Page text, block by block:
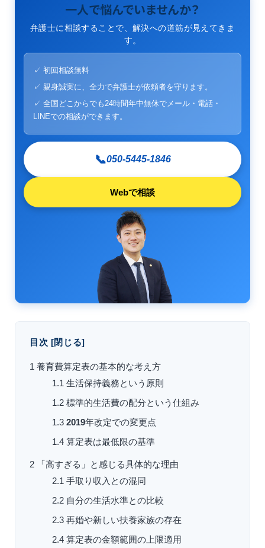
一人で悩んでいませんか？
弁護士に相談することで、解決への道筋が見えてきま
す。
✓ 初回相談無料
✓ 親身誠実に、全力で弁護士が依頼者を守ります。
✓ 全国どこからでも24時間年中無休でメール・電話・
LINEでの相談ができます。
📞050-5445-1846
Webで相談
目次 [閉じる]
1 養育費算定表の基本的な考え方
1.1 生活保持義務という原則
1.2 標準的生活費の配分という仕組み
1.3 2019年改定での変更点
1.4 算定表は最低限の基準
2 「高すぎる」と感じる具体的な理由
2.1 手取り収入との混同
2.2 自分の生活水準との比較
2.3 再婚や新しい扶養家族の存在
2.4 算定表の金額範囲の上限適用